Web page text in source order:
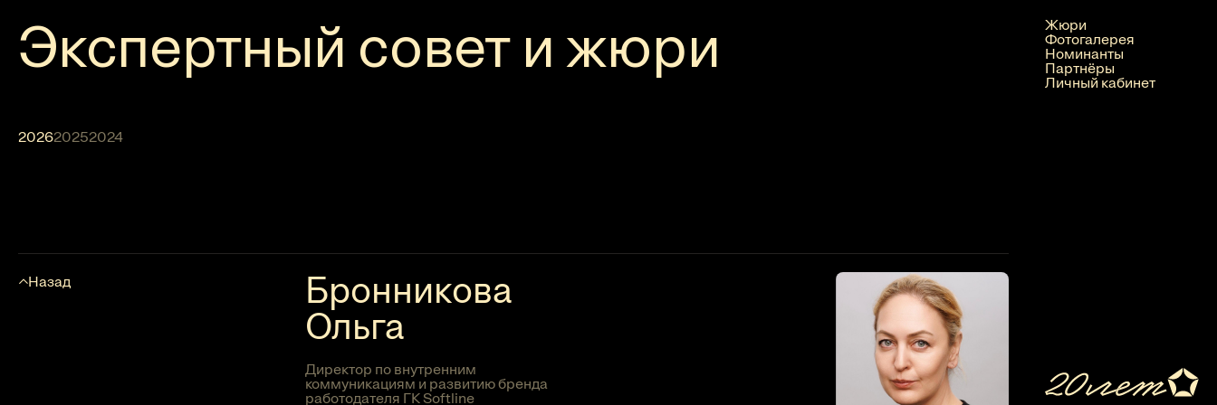
Жюри
Фотогалерея
Номинанты
Партнёры
Личный кабинет
Экспертный совет и жюри
202620252024
Назад
Бронникова
Ольга
Директор по внутренним
коммуникациям и развитию бренда
работодателя ГК Softline